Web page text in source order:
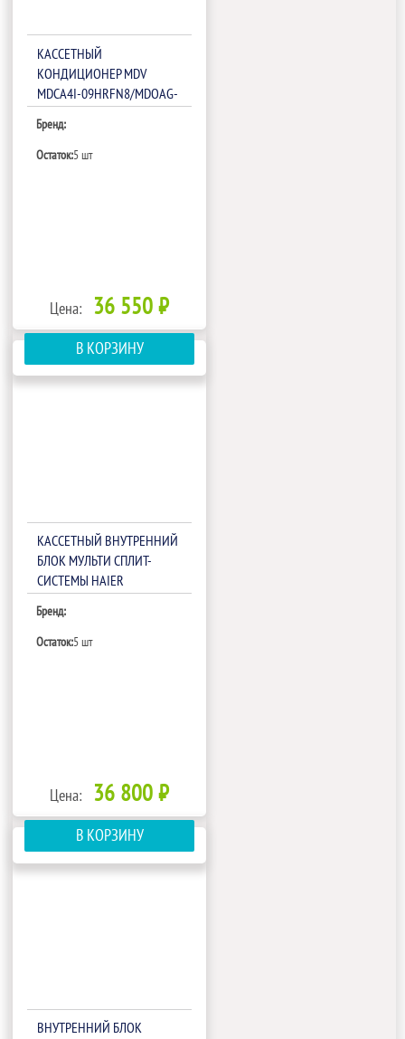
КАССЕТНЫЙ
КОНДИЦИОНЕР MDV
MDCA4I-09HRFN8/MDOAG-
Бренд:
Остаток:5 шт
Цена: 36 550 ₽
В КОРЗИНУ
КАССЕТНЫЙ ВНУТРЕННИЙ
БЛОК МУЛЬТИ СПЛИТ-
СИСТЕМЫ HAIER
Бренд:
Остаток:5 шт
Цена: 36 800 ₽
В КОРЗИНУ
ВНУТРЕННИЙ БЛОК